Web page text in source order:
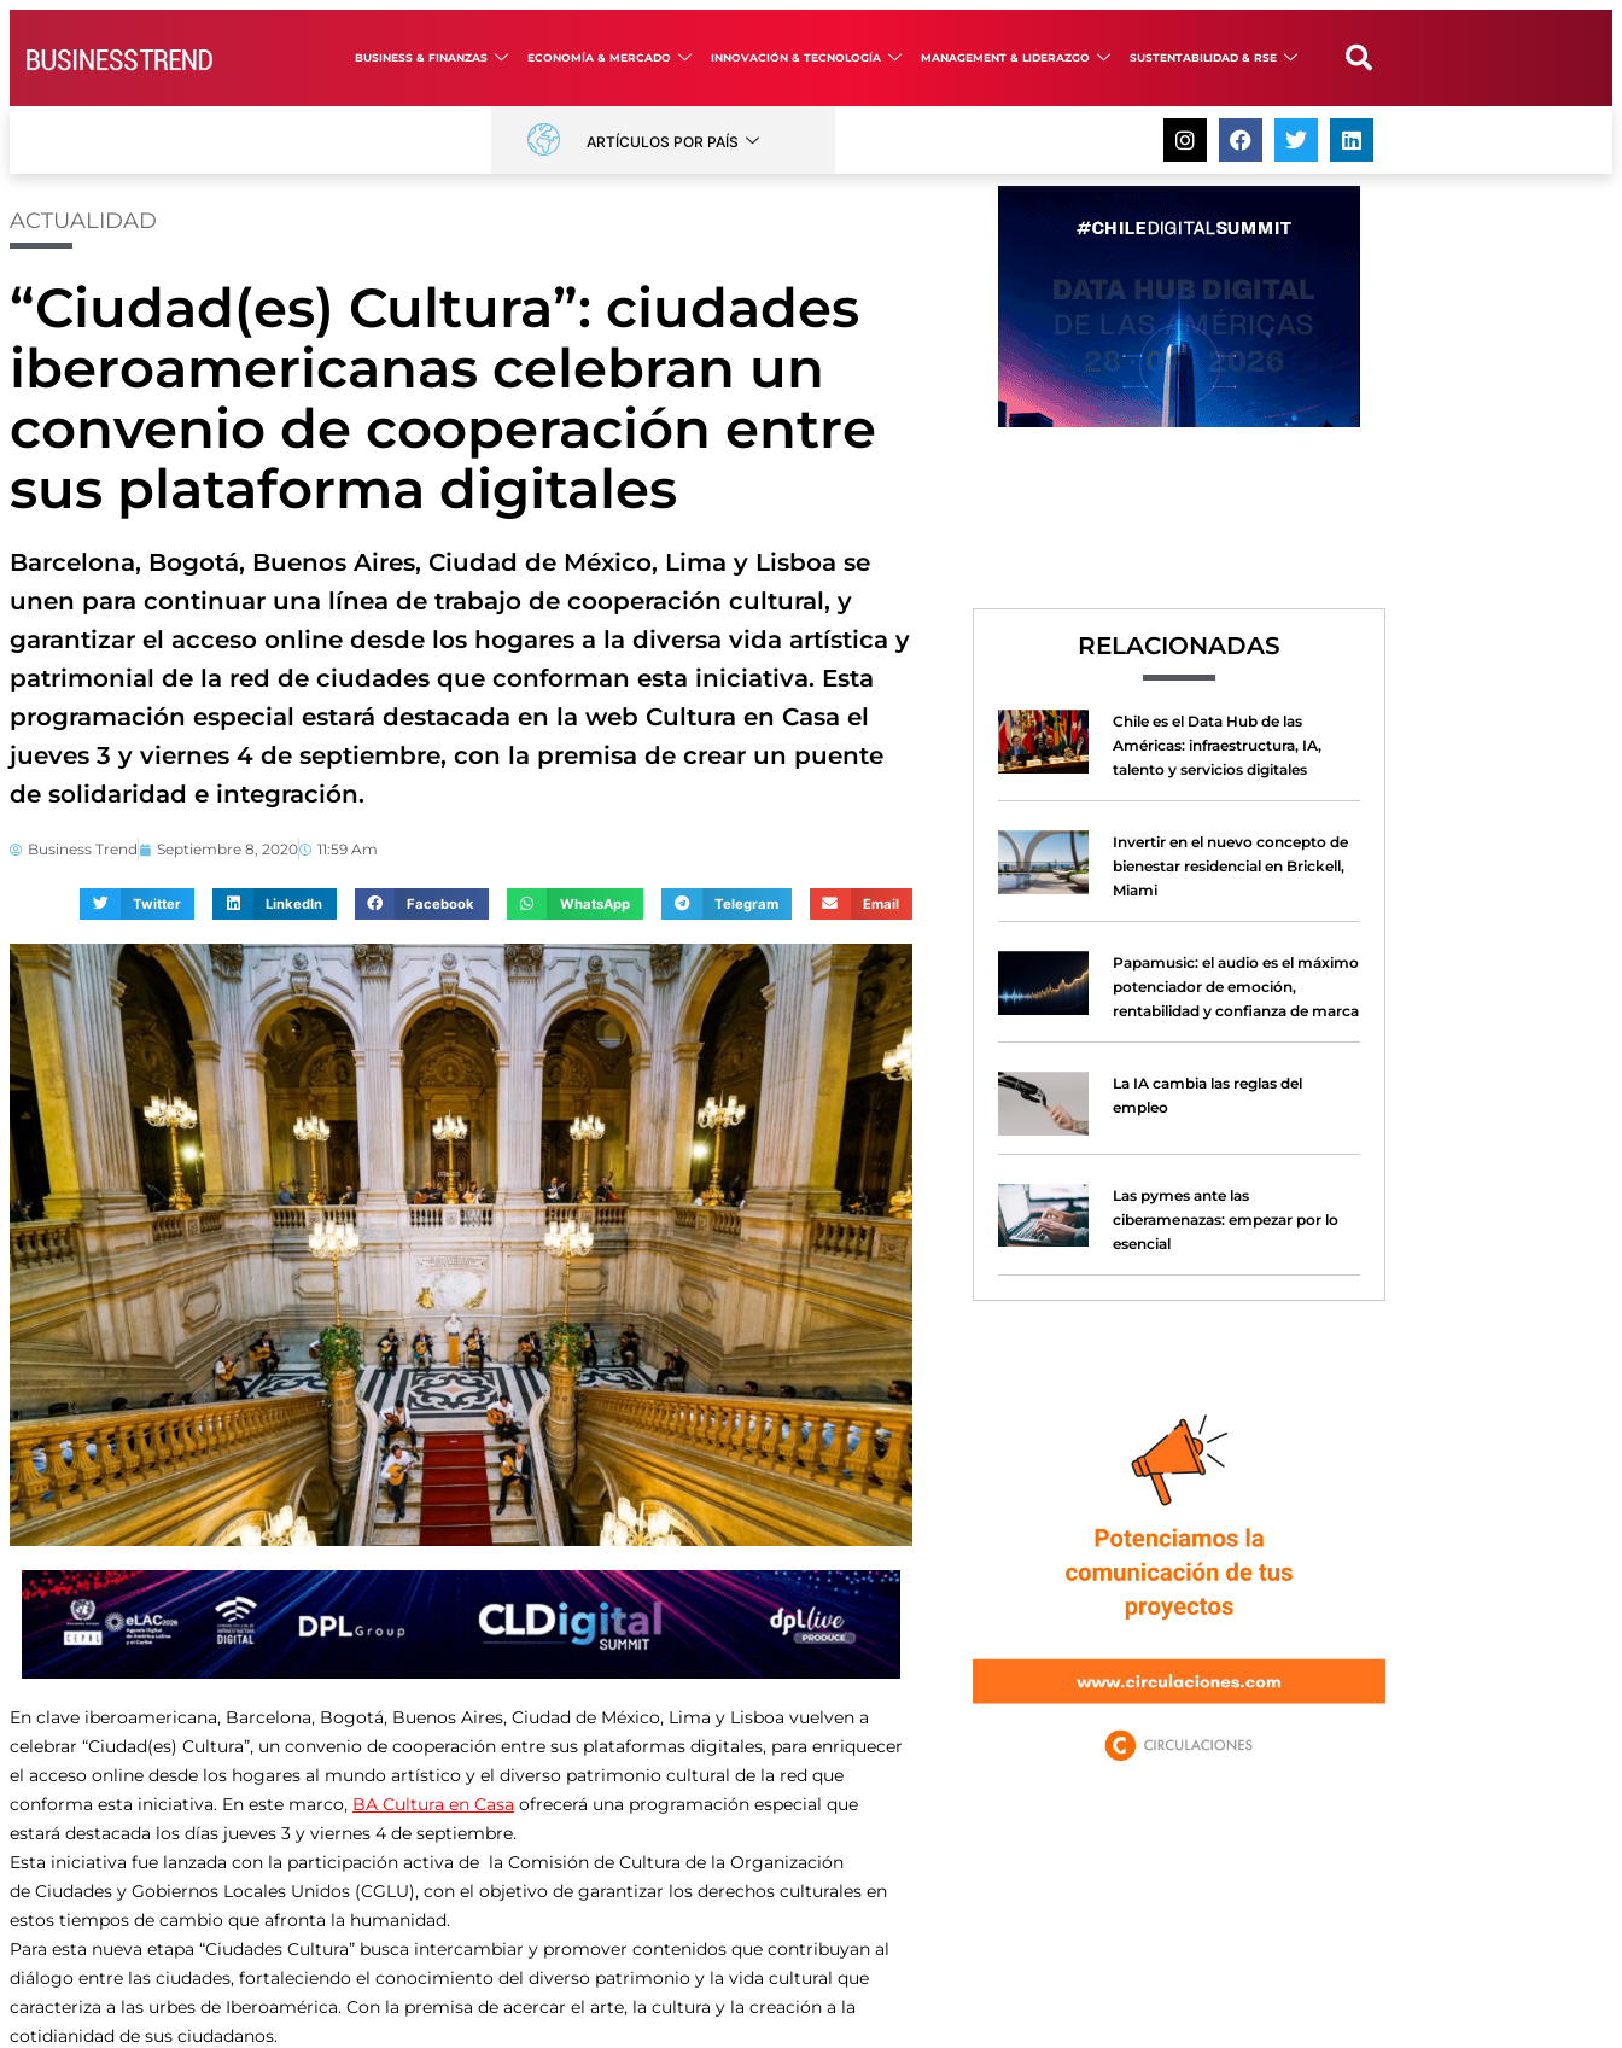
BUSINESS & FINANZAS ECONOMÍA & MERCADO INNOVACIÓN & TECNOLOGÍA MANAGEMENT & LIDERAZGO SUSTENTABILIDAD & RSE
ARTÍCULOS POR PAÍS
ACTUALIDAD
“Ciudad(es) Cultura”: ciudades
iberoamericanas celebran un
convenio de cooperación entre
sus plataforma digitales
Barcelona, Bogotá, Buenos Aires, Ciudad de México, Lima y Lisboa se
unen para continuar una línea de trabajo de cooperación cultural, y
garantizar el acceso online desde los hogares a la diversa vida artística y
patrimonial de la red de ciudades que conforman esta iniciativa. Esta
programación especial estará destacada en la web Cultura en Casa el
jueves 3 y viernes 4 de septiembre, con la premisa de crear un puente
de solidaridad e integración.
Business Trend Septiembre 8, 2020 11:59 Am
Twitter LinkedIn Facebook WhatsApp Telegram Email
En clave iberoamericana, Barcelona, Bogotá, Buenos Aires, Ciudad de México, Lima y Lisboa vuelven a
celebrar “Ciudad(es) Cultura”, un convenio de cooperación entre sus plataformas digitales, para enriquecer
el acceso online desde los hogares al mundo artístico y el diverso patrimonio cultural de la red que
conforma esta iniciativa. En este marco, BA Cultura en Casa ofrecerá una programación especial que
estará destacada los días jueves 3 y viernes 4 de septiembre.
Esta iniciativa fue lanzada con la participación activa de la Comisión de Cultura de la Organización
de Ciudades y Gobiernos Locales Unidos (CGLU), con el objetivo de garantizar los derechos culturales en
estos tiempos de cambio que afronta la humanidad.
Para esta nueva etapa “Ciudades Cultura” busca intercambiar y promover contenidos que contribuyan al
diálogo entre las ciudades, fortaleciendo el conocimiento del diverso patrimonio y la vida cultural que
caracteriza a las urbes de Iberoamérica. Con la premisa de acercar el arte, la cultura y la creación a la
cotidianidad de sus ciudadanos.
RELACIONADAS
Chile es el Data Hub de las
Américas: infraestructura, IA,
talento y servicios digitales
Invertir en el nuevo concepto de
bienestar residencial en Brickell,
Miami
Papamusic: el audio es el máximo
potenciador de emoción,
rentabilidad y confianza de marca
La IA cambia las reglas del
empleo
Las pymes ante las
ciberamenazas: empezar por lo
esencial